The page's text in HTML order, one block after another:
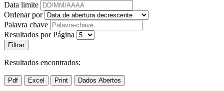
Data limite
Ordenar por
Palavra chave
Resultados por Página
Resultados encontrados: